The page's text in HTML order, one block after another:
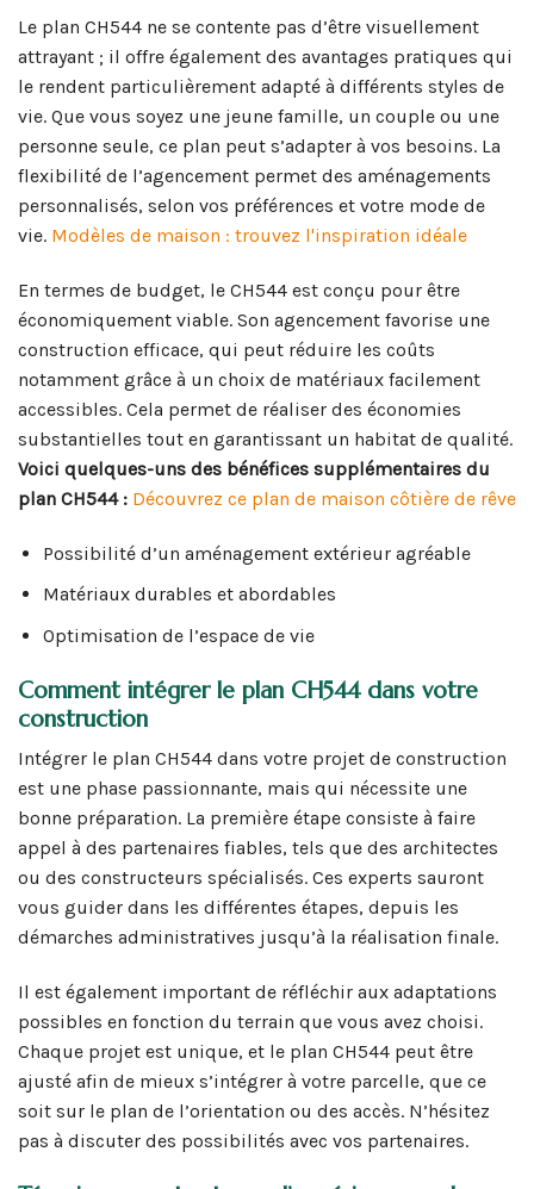
Le plan CH544 ne se contente pas d’être visuellement
attrayant ; il offre également des avantages pratiques qui
le rendent particulièrement adapté à différents styles de
vie. Que vous soyez une jeune famille, un couple ou une
personne seule, ce plan peut s’adapter à vos besoins. La
flexibilité de l’agencement permet des aménagements
personnalisés, selon vos préférences et votre mode de
vie. Modèles de maison : trouvez l'inspiration idéale
En termes de budget, le CH544 est conçu pour être
économiquement viable. Son agencement favorise une
construction efficace, qui peut réduire les coûts
notamment grâce à un choix de matériaux facilement
accessibles. Cela permet de réaliser des économies
substantielles tout en garantissant un habitat de qualité.
Voici quelques-uns des bénéfices supplémentaires du
plan CH544 : Découvrez ce plan de maison côtière de rêve
Possibilité d’un aménagement extérieur agréable
Matériaux durables et abordables
Optimisation de l’espace de vie
Comment intégrer le plan CH544 dans votre
construction
Intégrer le plan CH544 dans votre projet de construction
est une phase passionnante, mais qui nécessite une
bonne préparation. La première étape consiste à faire
appel à des partenaires fiables, tels que des architectes
ou des constructeurs spécialisés. Ces experts sauront
vous guider dans les différentes étapes, depuis les
démarches administratives jusqu’à la réalisation finale.
Il est également important de réfléchir aux adaptations
possibles en fonction du terrain que vous avez choisi.
Chaque projet est unique, et le plan CH544 peut être
ajusté afin de mieux s’intégrer à votre parcelle, que ce
soit sur le plan de l’orientation ou des accès. N’hésitez
pas à discuter des possibilités avec vos partenaires.